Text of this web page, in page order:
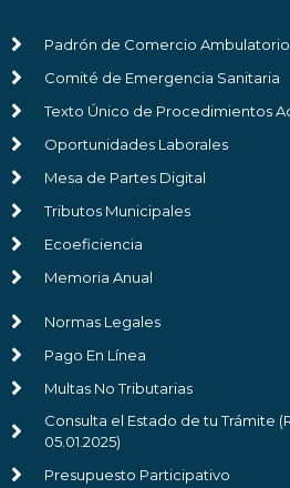
Padrón de Comercio Ambulatorio
Comité de Emergencia Sanitaria
Texto Único de Procedimientos
Oportunidades Laborales
Mesa de Partes Digital
Tributos Municipales
Ecoeficiencia
Memoria Anual
Normas Legales
Pago En Línea
Multas No Tributarias
Consulta el Estado de tu Trámite
05.01.2025)
Presupuesto Participativo